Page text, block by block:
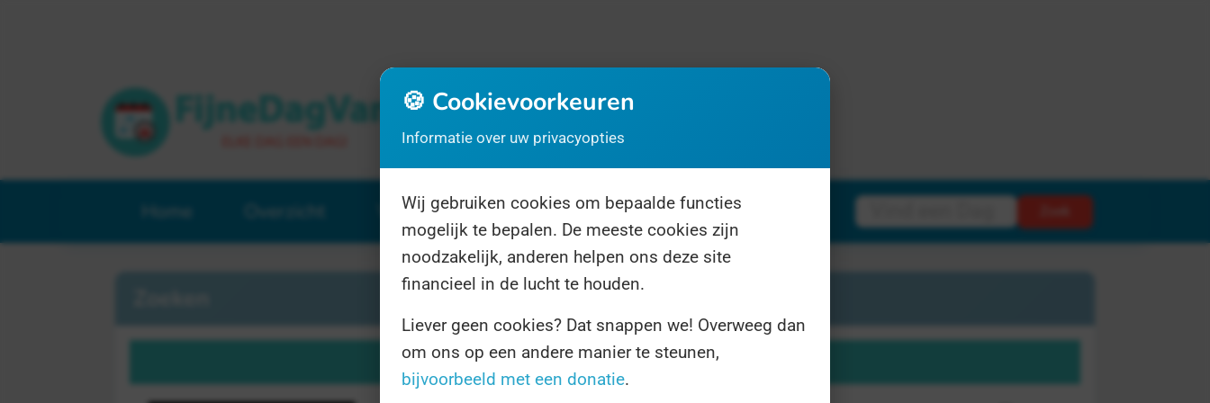
Home Overzicht Verrassingsdag Over ons Volg ons
🍪 Cookievoorkeuren
Informatie over uw privacyopties
Wij gebruiken cookies om bepaalde functies
mogelijk te bepalen. De meeste cookies zijn
noodzakelijk, anderen helpen ons deze site
financieel in de lucht te houden.
Liever geen cookies? Dat snappen we! Overweeg dan
om ons op een andere manier te steunen,
bijvoorbeeld met een donatie.